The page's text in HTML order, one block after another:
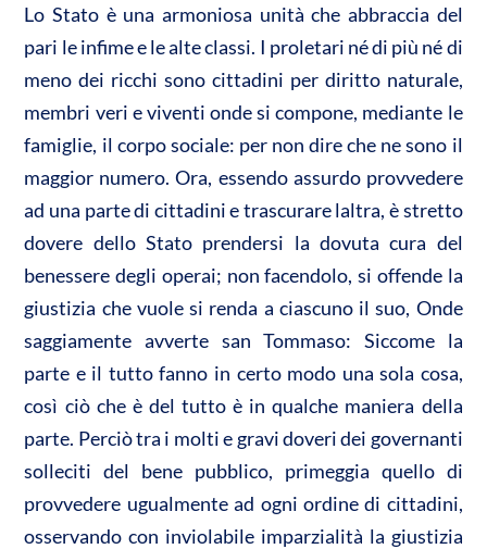
Lo Stato è una armoniosa unità che abbraccia del
pari le infime e le alte classi. I proletari né di più né di
meno dei ricchi sono cittadini per diritto naturale,
membri veri e viventi onde si compone, mediante le
famiglie, il corpo sociale: per non dire che ne sono il
maggior numero. Ora, essendo assurdo provvedere
ad una parte di cittadini e trascurare laltra, è stretto
dovere dello Stato prendersi la dovuta cura del
benessere degli operai; non facendolo, si offende la
giustizia che vuole si renda a ciascuno il suo, Onde
saggiamente avverte san Tommaso: Siccome la
parte e il tutto fanno in certo modo una sola cosa,
così ciò che è del tutto è in qualche maniera della
parte. Perciò tra i molti e gravi doveri dei governanti
solleciti del bene pubblico, primeggia quello di
provvedere ugualmente ad ogni ordine di cittadini,
osservando con inviolabile imparzialità la giustizia